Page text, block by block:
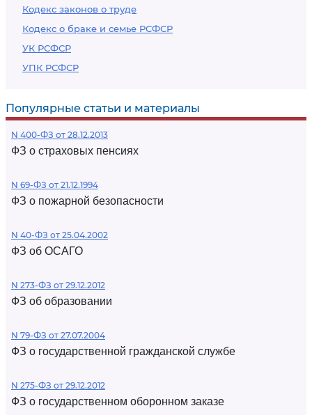
Кодекс законов о труде
Кодекс о браке и семье РСФСР
УК РСФСР
УПК РСФСР
Популярные статьи и материалы
N 400-ФЗ от 28.12.2013
ФЗ о страховых пенсиях
N 69-ФЗ от 21.12.1994
ФЗ о пожарной безопасности
N 40-ФЗ от 25.04.2002
ФЗ об ОСАГО
N 273-ФЗ от 29.12.2012
ФЗ об образовании
N 79-ФЗ от 27.07.2004
ФЗ о государственной гражданской службе
N 275-ФЗ от 29.12.2012
ФЗ о государственном оборонном заказе